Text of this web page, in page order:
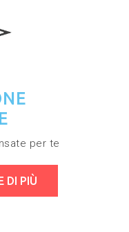
per te
DI PIÙ